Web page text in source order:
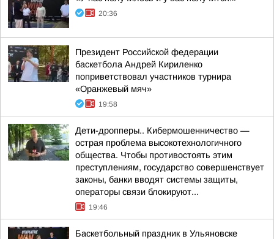
20:36
Президент Российской федерации
баскетбола Андрей Кириленко
поприветствовал участников турнира
«Оранжевый мяч»
19:58
Дети-дропперы.. Кибермошенничество —
острая проблема высокотехнологичного
общества. Чтобы противостоять этим
преступлениям, государство совершенствует
законы, банки вводят системы защиты,
операторы связи блокируют...
19:46
Баскетбольный праздник в Ульяновске